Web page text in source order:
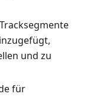
und zu
für